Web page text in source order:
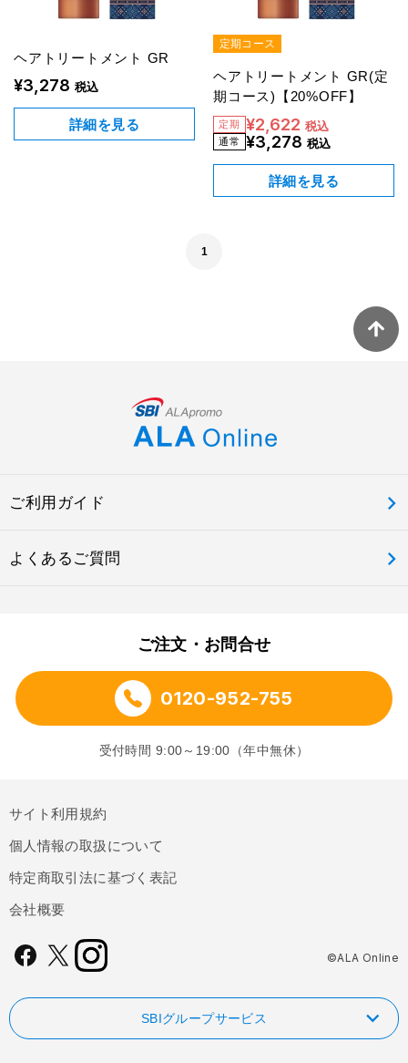
ヘアトリートメント GR
¥3,278 税込
詳細を見る
定期コース
ヘアトリートメント GR(定
期コース)【20%OFF】
¥2,622 税込
¥3,278 税込
詳細を見る
1
ご利用ガイド
よくあるご質問
ご注文・お問合せ
0120-952-755
受付時間 9:00～19:00（年中無休）
サイト利用規約
個人情報の取扱について
特定商取引法に基づく表記
会社概要
©ALA Online
SBIグループサービス